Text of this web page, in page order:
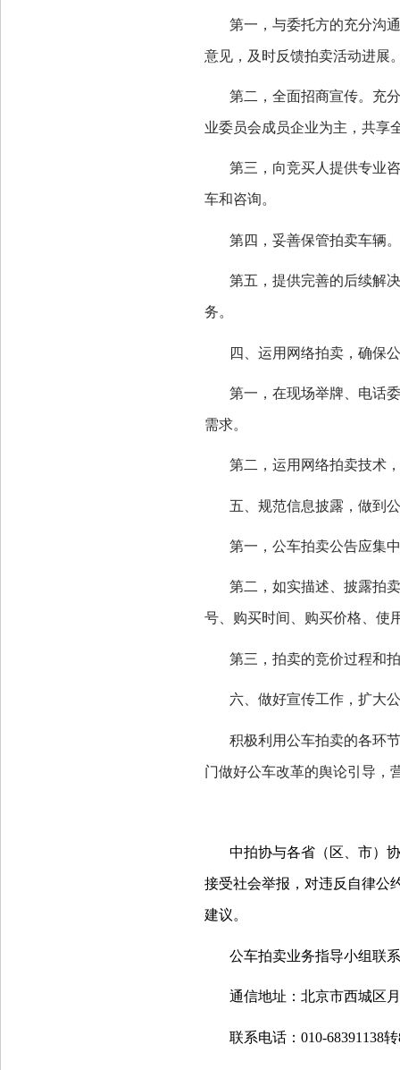
第一，与委托方的充分沟
意见，及时反馈拍卖活动进展
第二，全面招商宣传。充
业委员会成员企业为主，共享
第三，向竞买人提供专业
车和咨询。
第四，妥善保管拍卖车辆
第五，提供完善的后续解
务。
四、运用网络拍卖，确保
第一，在现场举牌、电话
需求。
第二，运用网络拍卖技术
五、规范信息披露，做到
第一，公车拍卖公告应集
第二，如实描述、披露拍
号、购买时间、购买价格、使
第三，拍卖的竞价过程和
六、做好宣传工作，扩大
积极利用公车拍卖的各环
门做好公车改革的舆论引导，
中拍协与各省（区、市）
接受社会举报，对违反自律公
建议。
公车拍卖业务指导小组联
通信地址：北京市西城区
联系电话： 010-68391138转